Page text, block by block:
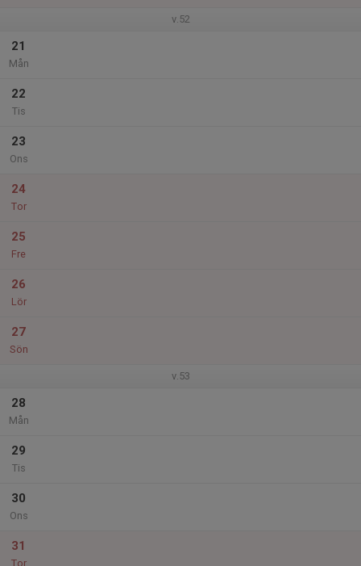
v.52
21
Mån
22
Tis
23
Ons
24
Tor
25
Fre
26
Lör
27
Sön
v.53
28
Mån
29
Tis
30
Ons
31
Tor